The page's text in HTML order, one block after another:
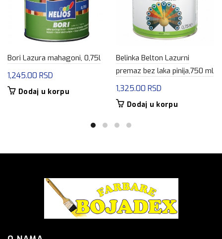
Bori Lazura mahagoni, 0,75l
1,245.00 RSD
Dodaj u korpu
Belinka Belton Lazurni
premaz bez laka pinija,750 ml
1,325.00 RSD
Dodaj u korpu